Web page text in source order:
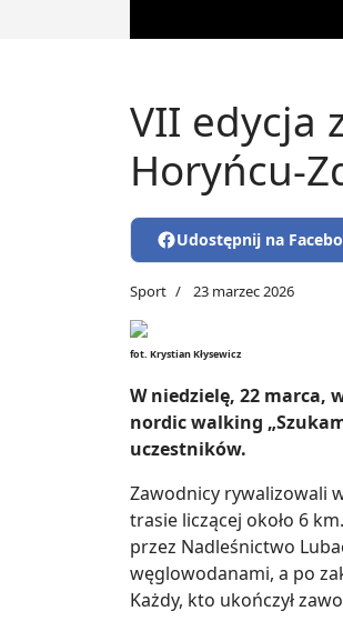
VII edycja
Horyńcu-
Udostępnij na
Sport 23 marzec 2026
fot. Krystian Kłysewicz
W niedzielę, 22 marca,
nordic walking
uczestników.
Zawodnicy rywalizowali
trasie liczącej około 6
przez Nadleśnictwo
węglowodanami, a po
Każdy, kto ukończył